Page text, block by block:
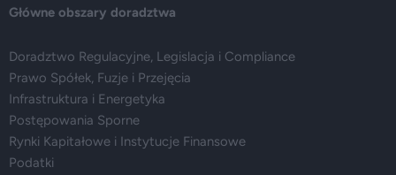
Główne obszary doradztwa
Doradztwo Regulacyjne, Legislacja i Compliance
Prawo Spółek, Fuzje i Przejęcia
Infrastruktura i Energetyka
Postępowania Sporne
Rynki Kapitałowe i Instytucje Finansowe
Podatki